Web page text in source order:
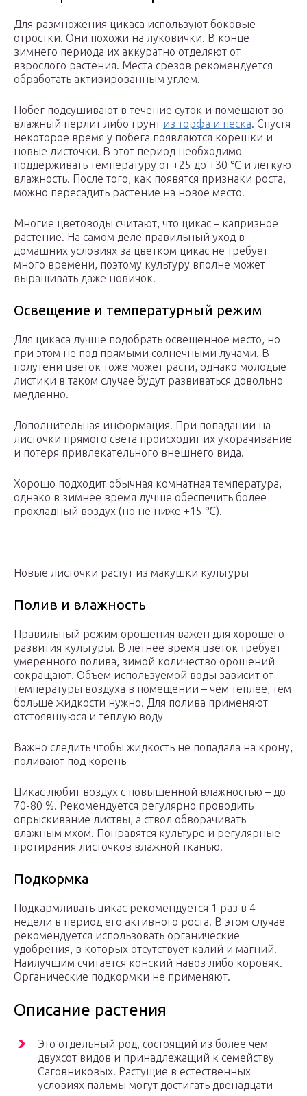
Для размножения цикаса используют боковые
отростки. Они похожи на луковички. В конце
зимнего периода их аккуратно отделяют от
взрослого растения. Места срезов рекомендуется
обработать активированным углем.
Побег подсушивают в течение суток и помещают во
влажный перлит либо грунт из торфа и песка. Спустя
некоторое время у побега появляются корешки и
новые листочки. В этот период необходимо
поддерживать температуру от +25 до +30 ℃ и легкую
влажность. После того, как появятся признаки роста,
можно пересадить растение на новое место.
Многие цветоводы считают, что цикас – капризное
растение. На самом деле правильный уход в
домашних условиях за цветком цикас не требует
много времени, поэтому культуру вполне может
выращивать даже новичок.
Освещение и температурный режим
Для цикаса лучше подобрать освещенное место, но
при этом не под прямыми солнечными лучами. В
полутени цветок тоже может расти, однако молодые
листики в таком случае будут развиваться довольно
медленно.
Дополнительная информация! При попадании на
листочки прямого света происходит их укорачивание
и потеря привлекательного внешнего вида.
Хорошо подходит обычная комнатная температура,
однако в зимнее время лучше обеспечить более
прохладный воздух (но не ниже +15 ℃).
Новые листочки растут из макушки культуры
Полив и влажность
Правильный режим орошения важен для хорошего
развития культуры. В летнее время цветок требует
умеренного полива, зимой количество орошений
сокращают. Объем используемой воды зависит от
температуры воздуха в помещении – чем теплее, тем
больше жидкости нужно. Для полива применяют
отстоявшуюся и теплую воду
Важно следить чтобы жидкость не попадала на крону,
поливают под корень
Цикас любит воздух с повышенной влажностью – до
70-80 %. Рекомендуется регулярно проводить
опрыскивание листвы, а ствол обворачивать
влажным мхом. Понравятся культуре и регулярные
протирания листочков влажной тканью.
Подкормка
Подкармливать цикас рекомендуется 1 раз в 4
недели в период его активного роста. В этом случае
рекомендуется использовать органические
удобрения, в которых отсутствует калий и магний.
Наилучшим считается конский навоз либо коровяк.
Органические подкормки не применяют.
Описание растения
Это отдельный род, состоящий из более чем
двухсот видов и принадлежащий к семейству
Саговниковых. Растущие в естественных
условиях пальмы могут достигать двенадцати